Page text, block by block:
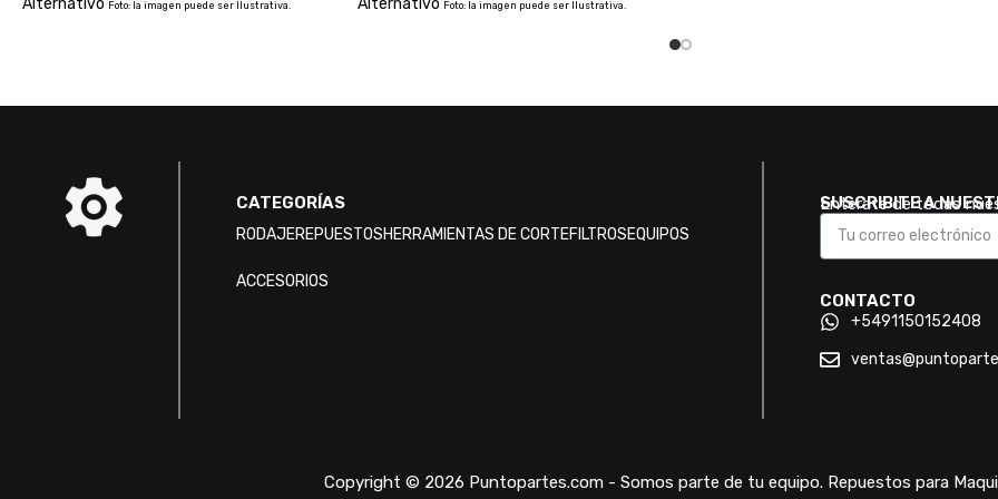
Foto: la imagen puede ser Ilustrativa. Foto: la imagen puede ser Ilustrativa.
CATEGORÍAS
RODAJEREPUESTOSHERRAMIENTAS DE CORTEFILTROSEQUIPOS
ACCESORIOS
SUSCRIBITE A
Enterate de todas
CONTACTO
+5491150152408
Copyright © 2026 Puntopartes.com - Somos parte de tu equipo. Repuestos para